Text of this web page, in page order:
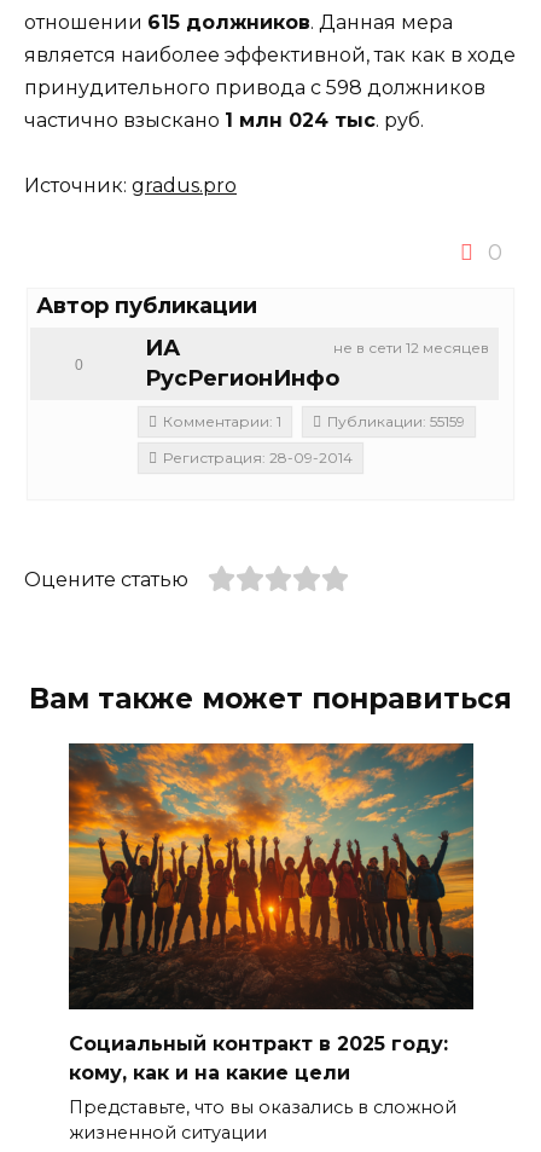
отношении 615 должников. Данная мера
является наиболее эффективной, так как в ходе
принудительного привода с 598 должников
частично взыскано 1 млн 024 тыс. руб.
Источник: gradus.pro
0
Автор публикации
не в сети 12 месяцев
ИА
РусРегионИнфо
0
Комментарии: 1
Публикации: 55159
Регистрация: 28-09-2014
Оцените статью
Вам также может понравиться
Социальный контракт в 2025 году:
кому, как и на какие цели
Представьте, что вы оказались в сложной
жизненной ситуации